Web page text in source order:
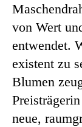
von Wert
entwendet.
existent zu
Blumen
neue,